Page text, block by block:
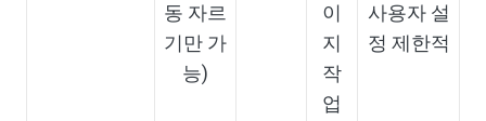
동 자르
기만 가
능)
이
지
작
업
사용자 설
정 제한적